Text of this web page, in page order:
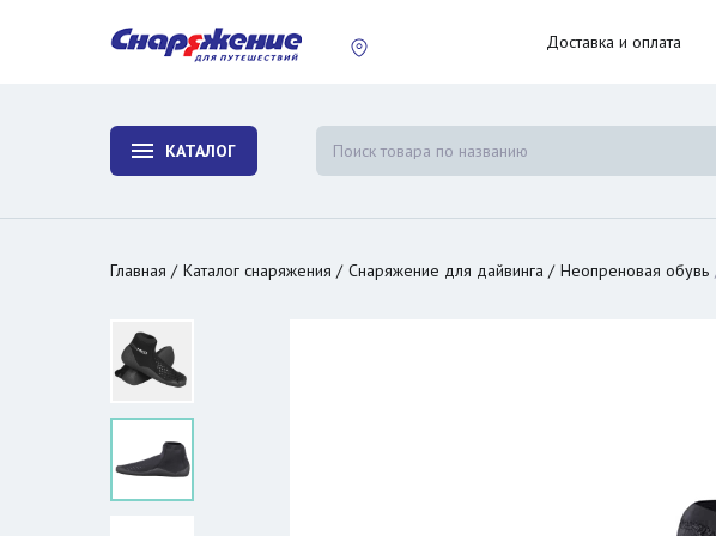
Доставка и оплата
КАТАЛОГ
Главная Каталог снаряжения Снаряжение для дайвинга Неопреновая обувь